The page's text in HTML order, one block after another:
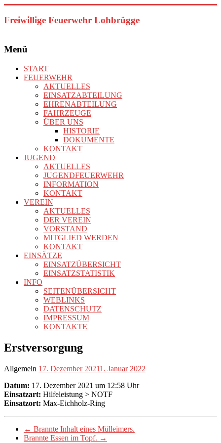
Inhalt
springen
Freiwillige Feuerwehr Lohbrügge
Menü
START
FEUERWEHR
AKTUELLES
EINSATZABTEILUNG
EHRENABTEILUNG
FAHRZEUGE
ÜBER UNS
HISTORIE
DOKUMENTE
KONTAKT
JUGEND
AKTUELLES
JUGENDFEUERWEHR
INFORMATION
KONTAKT
VEREIN
AKTUELLES
DER VEREIN
VORSTAND
MITGLIED WERDEN
KONTAKT
EINSÄTZE
EINSATZÜBERSICHT
EINSATZSTATISTIK
INFO
SEITENÜBERSICHT
WEBLINKS
DATENSCHUTZ
IMPRESSUM
KONTAKTE
Erstversorgung
Allgemein 17. Dezember 20211. Januar 2022
Datum: 17. Dezember 2021 um 12:58 Uhr
Einsatzart: Hilfeleistung > NOTF
Einsatzort: Max-Eichholz-Ring
← Brannte Inhalt eines Mülleimers.
Brannte Essen im Topf. →